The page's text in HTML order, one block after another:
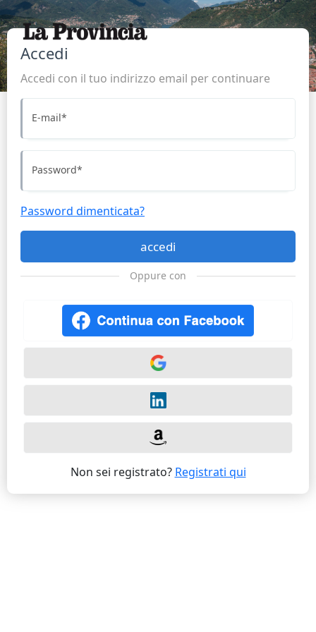
Accedi
Accedi con il tuo indirizzo email per continuare
E-mail*
Password*
Password dimenticata?
accedi
Oppure con
Non sei registrato? Registrati qui